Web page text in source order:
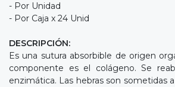
- Por Unidad
- Por Caja x 24 Unid
DESCRIPCIÓN:
Es una sutura absorbible de origen
componente es el colágeno. Se
enzimática. Las hebras son sometidas